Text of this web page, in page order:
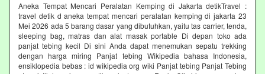
Aneka Tempat Mencari Peralatan Kemping di Jakarta detikTravel :
travel detik d aneka tempat mencari peralatan kemping di jakarta 23
Mei 2026 ada 5 barang dasar yang dibutuhkan, yaitu tas carrier, tenda,
sleeping bag, matras dan alat masak portable Di depan toko ada
panjat tebing kecil Di sini Anda dapat menemukan sepatu trekking
dengan harga miring Panjat tebing Wikipedia bahasa Indonesia,
ensiklopedia bebas : id wikipedia org wiki Panjat tebing Panjat Tebing